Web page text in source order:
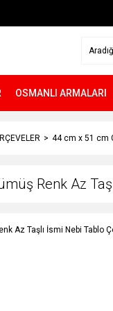
OSMANLI ARMALARI
44 cm x 51 cm
Renk Az